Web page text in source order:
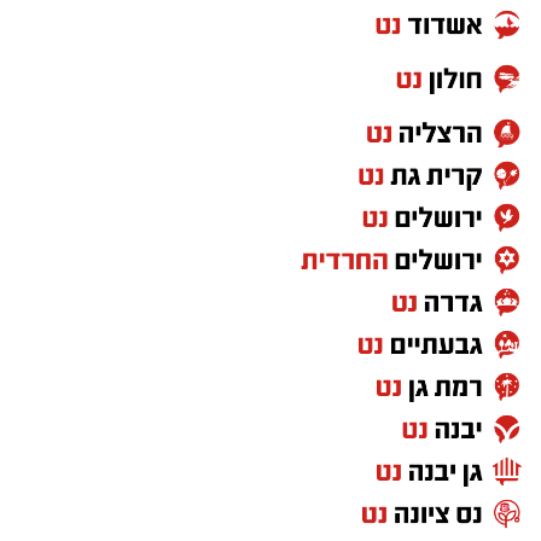
מסמל חוסר יציבות וחוסר נאמנות עצמית.
העמדה הברורה שהציג
שלועוררה תגובות חריפות משני צדי המתרס.
ביקורת על המצב הכלכלי והחברתי ועל תחושת
המשבר. גם היום, כשמדברים על יוקר המחיה ועל
הפערים בחברה, השיר מצליח להישמע רלוונטי
באופן קצת יותר מדי משכנע.
"שירת הסטיקר" – הדג נחש כבר לא כותבים
שירים כאלו
לפני שהפוליטיקה הפכה למלחמת תגובות
בפייסבוק, היו הסטיקרים על המכוניות. "שירת
הסטיקר" לקחה את שלל הסיסמאות מהרחוב
הישראלי והפכה אותן לשיר אחד בלתי נשכח. מכל
כיוון מגיע מסר אחר, וכל אחד בטוח שהוא צודק.
במילים אחרות: פחות או יותר יום רגיל בפוליטיקה
הישראלית.